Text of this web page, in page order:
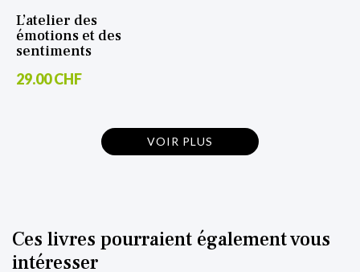
L’atelier des
émotions et des
sentiments
29.00 CHF
VOIR PLUS
Ces livres pourraient également vous
intéresser